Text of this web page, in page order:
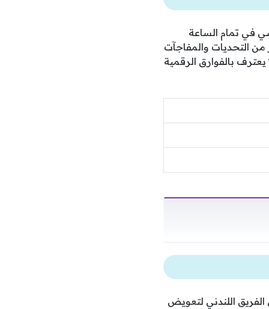
في تمام الساعة
التحديات والمفاجآت
بالفوارق الرقمية
اللندني لتعويض